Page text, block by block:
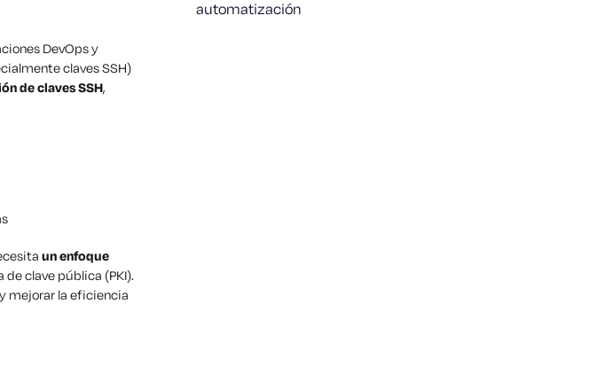
DevOps y
claves SSH)
de claves SSH,
un enfoque
clave pública (PKI).
mejorar la eficiencia
automatización